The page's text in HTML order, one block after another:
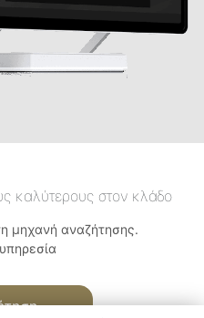
καλύτερους στον κλάδο
μηχανή αναζήτησης.